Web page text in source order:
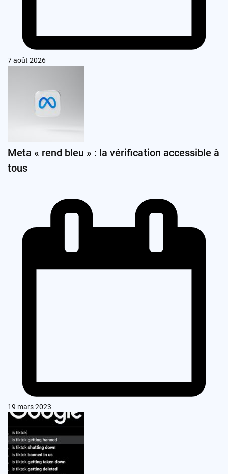
7 août 2026
Meta « rend bleu » : la vérification accessible à
tous
19 mars 2023